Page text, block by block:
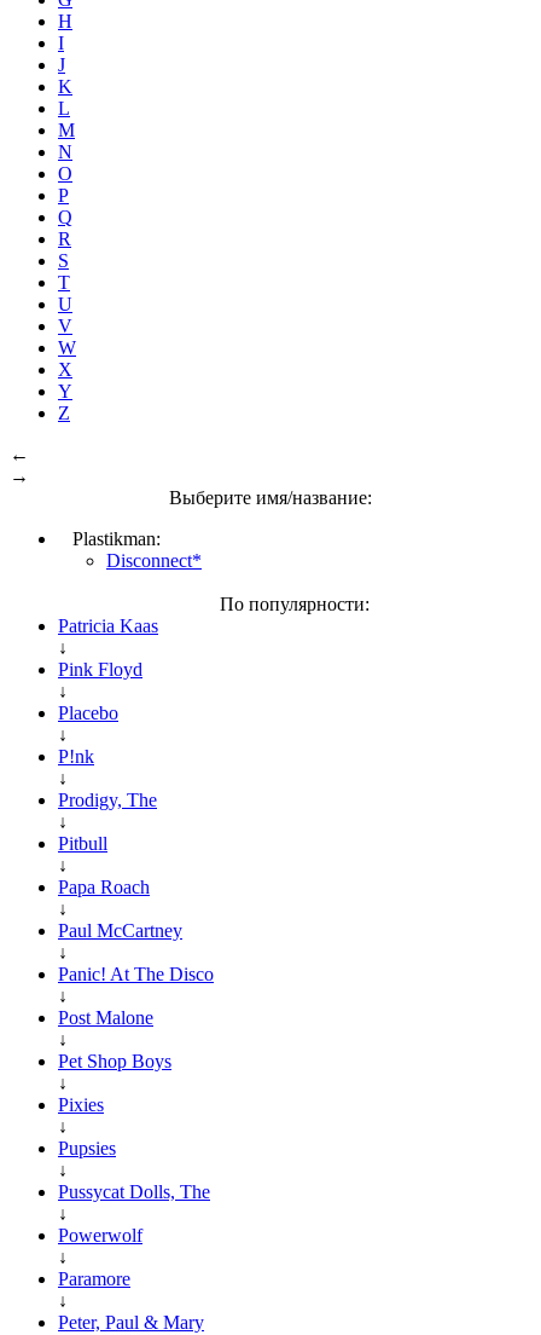
H
I
J
K
L
M
N
O
P
Q
R
S
T
U
V
W
X
Y
Z
←
→
Выберите имя/название:
Plastikman:
Disconnect*
По популярности:
Patricia Kaas
↓
Pink Floyd
↓
Placebo
↓
P!nk
↓
Prodigy, The
↓
Pitbull
↓
Papa Roach
↓
Paul McCartney
↓
Panic! At The Disco
↓
Post Malone
↓
Pet Shop Boys
↓
Pixies
↓
Pupsies
↓
Pussycat Dolls, The
↓
Powerwolf
↓
Paramore
↓
Peter, Paul & Mary